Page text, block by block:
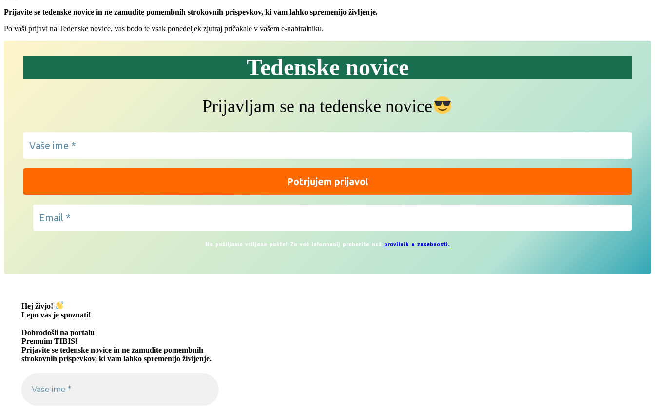
Prijavite se tedenske novice in ne zamudite pomembnih strokovnih prispevkov, ki vam lahko spremenijo življenje.
Po vaši prijavi na Tedenske novice, vas bodo te vsak ponedeljek zjutraj pričakale v vašem e-nabiralniku.
Tedenske novice
Prijavljam se na tedenske novice
Ne pošiljamo vsiljene pošte! Za več informacij preberite naš pravilnik o zasebnosti.
Hej živjo!
Lepo vas je spoznati!
Dobrodošli na portalu
Premuim TIBIS!
Prijavite se tedenske novice in ne zamudite pomembnih
strokovnih prispevkov, ki vam lahko spremenijo življenje.